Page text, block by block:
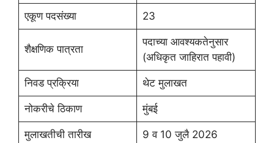
एकूण पदसंख्या 23
शैक्षणिक पात्रता
पदाच्या आवश्यकतेनुसार
(अधिकृत जाहिरात पहावी)
निवड प्रक्रिया थेट मुलाखत
नोकरीचे ठिकाण मुंबई
मुलाखतीची तारीख 9 व 10 जुलै 2026